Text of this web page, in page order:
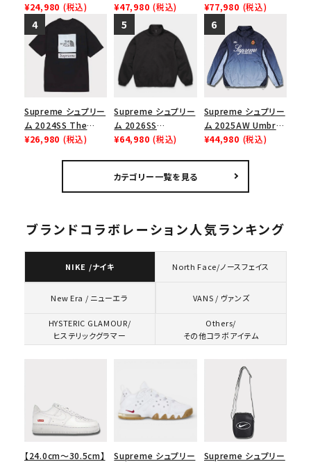
North Face S/S
Top Tee ノースフェ
イスショートスリーブ
トップTシャツ ブラッ
ク 黒
¥24,980 (税込)
Rhinestone Track
Jacket アンブロ ラ
インストーン トラック
ジャケット ブラック
¥47,980 (税込)
Quilted Work
Jacket アオイキルテ
ッドワークジャケット
ブラック 黒
¥77,980 (税込)
Supreme シュプリー
ム 2024SS The
North Face S/S
¥26,980 (税込)
Supreme シュプリー
ム 2026SS
Harrington
¥64,980 (税込)
Supreme シュプリー
ム 2025AW Umbro
Gradient Track
ジャケット ネイビー
¥44,980 (税込)
カテゴリー一覧を見る
ブランドコラボレーション人気ランキング
NIKE /ナイキ North Face/ノースフェイス
New Era / ニューエラ VANS / ヴァンズ
HYSTERIC GLAMOUR/
ヒステリックグラマー
Others/
その他コラボアイテム
【24.0cm～30.5cm】
Supreme シュプリー
Supreme シュプリー